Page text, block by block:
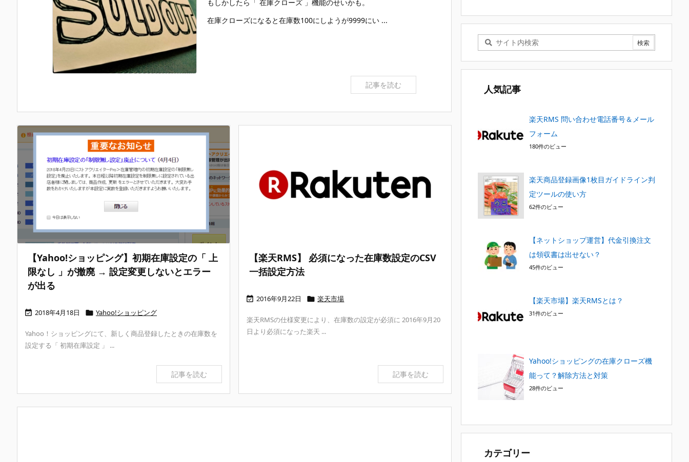
もしかしたら「 在庫クローズ 」機能のせいかも。
在庫クローズになると在庫数100にしようが9999にい ...
記事を読む
【Yahoo!ショッピング】初期在庫設定の「 上
限なし 」が撤廃 → 設定変更しないとエラー
が出る
 2018年4月18日  Yahoo!ショッピング
Yahoo！ショッピングにて、新しく商品登録したときの在庫数を
設定する「 初期在庫設定 」 ...
記事を読む
【楽天RMS】 必須になった在庫数設定のCSV
一括設定方法
 2016年9月22日  楽天市場
楽天RMSの仕様変更により、在庫数の設定が必須に 2016年9月20
日より必須になった楽天 ...
記事を読む
人気記事
楽天RMS 問い合わせ電話番号＆メール
フォーム
180件のビュー
楽天商品登録画像1枚目ガイドライン判
定ツールの使い方
62件のビュー
【ネットショップ運営】代金引換注文
は領収書は出せない？
45件のビュー
【楽天市場】楽天RMSとは？
31件のビュー
Yahoo!ショッピングの在庫クローズ機
能って？解除方法と対策
28件のビュー
カテゴリー